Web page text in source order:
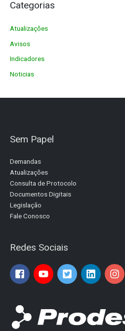
Categorias
Atualizações
Avisos
Indicadores
Noticias
Sem Papel
Demandas
Atualizações
Consulta de Protocolo
Documentos Digitais
Legislação
Fale Conosco
Redes Sociais